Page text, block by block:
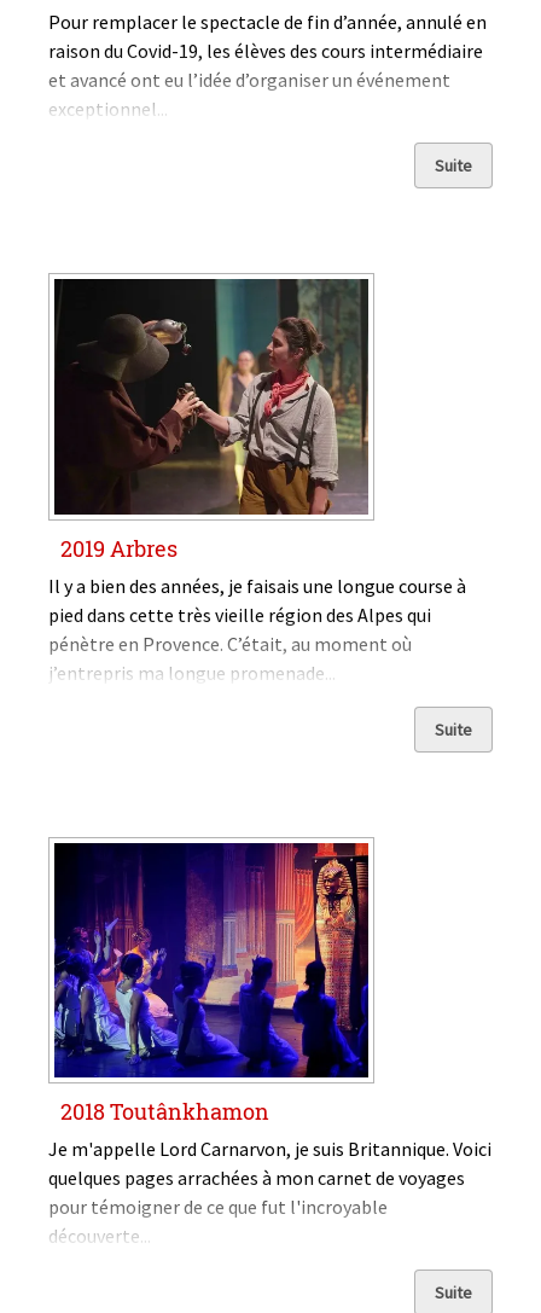
Pour remplacer le spectacle de fin d’année, annulé en
raison du Covid-19, les élèves des cours intermédiaire
et avancé ont eu l’idée d’organiser un événement
exceptionnel...
Suite
2019 Arbres
Il y a bien des années, je faisais une longue course à
pied dans cette très vieille région des Alpes qui
pénètre en Provence. C’était, au moment où
j’entrepris ma longue promenade...
Suite
2018 Toutânkhamon
Je m'appelle Lord Carnarvon, je suis Britannique. Voici
quelques pages arrachées à mon carnet de voyages
pour témoigner de ce que fut l'incroyable
découverte...
Suite